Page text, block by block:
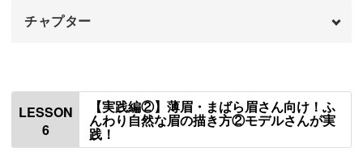
チャプター
使用道具 00:39
鏡の使い方
LESSON
6
【実践編②】薄眉・まばら眉さん向け！ふ
んわり自然な眉の描き方②モデルさんが実
践！